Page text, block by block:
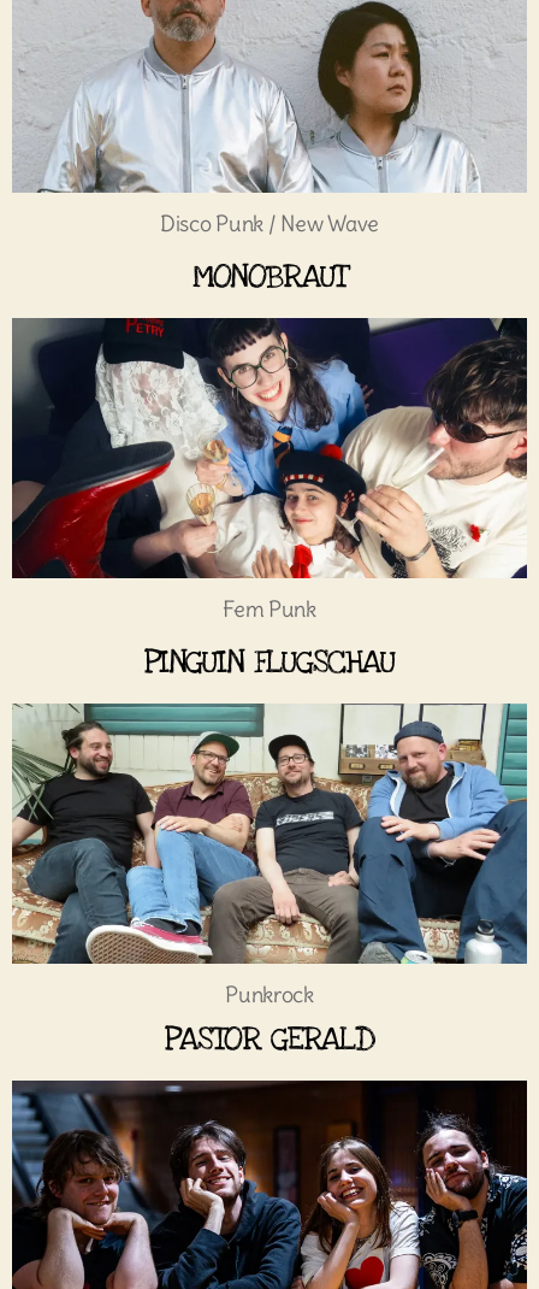
Disco Punk / New Wave
MONOBRAUT
Fem Punk
PINGUIN FLUGSCHAU
Punkrock
PASTOR GERALD